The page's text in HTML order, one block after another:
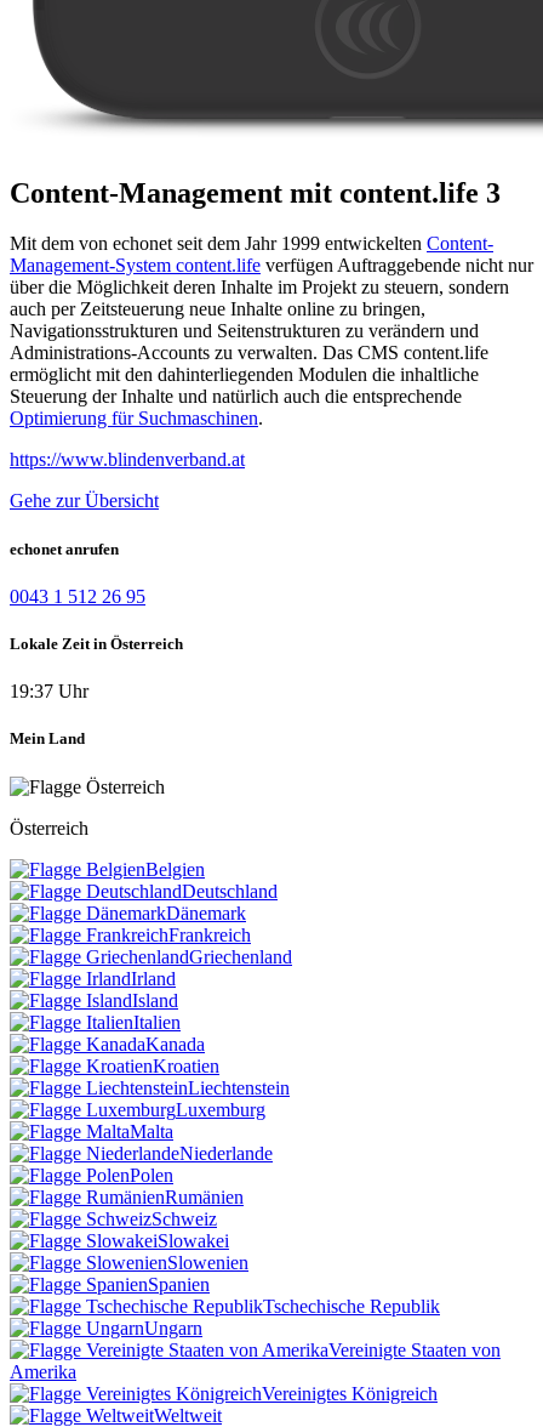
Content-Management mit content.life 3
Mit dem von echonet seit dem Jahr 1999 entwickelten Content-
Management-System content.life verfügen Auftraggebende nicht nur
über die Möglichkeit deren Inhalte im Projekt zu steuern, sondern
auch per Zeitsteuerung neue Inhalte online zu bringen,
Navigationsstrukturen und Seitenstrukturen zu verändern und
Administrations-Accounts zu verwalten. Das CMS content.life
ermöglicht mit den dahinterliegenden Modulen die inhaltliche
Steuerung der Inhalte und natürlich auch die entsprechende
Optimierung für Suchmaschinen.
https://www.blindenverband.at
Gehe zur Übersicht
echonet anrufen
0043 1 512 26 95
Lokale Zeit in Österreich
19:37 Uhr
Mein Land
Österreich
Belgien
Deutschland
Dänemark
Frankreich
Griechenland
Irland
Island
Italien
Kanada
Kroatien
Liechtenstein
Luxemburg
Malta
Niederlande
Polen
Rumänien
Schweiz
Slowakei
Slowenien
Spanien
Tschechische Republik
Ungarn
Vereinigte Staaten von
Amerika
Vereinigtes Königreich
Weltweit